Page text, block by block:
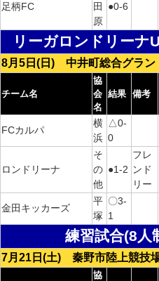
足柄FC
田
原
●0-6
リーガロンドリーナ
8月5日(日) 中井町総合グラン
チーム名
協
会
名
結果 備考
FCカルパ
横
浜
△0-
0
ロンドリーナ
そ
の
他
●1-2
フレ
ンド
リー
金田キッカーズ
平
塚
〇3-
1
練習試合(8人
7月21日(土) 秦野市陸上競技
協